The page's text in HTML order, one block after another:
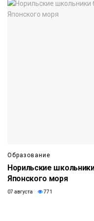
Образование
Норильские
Японского моря
07 августа 771